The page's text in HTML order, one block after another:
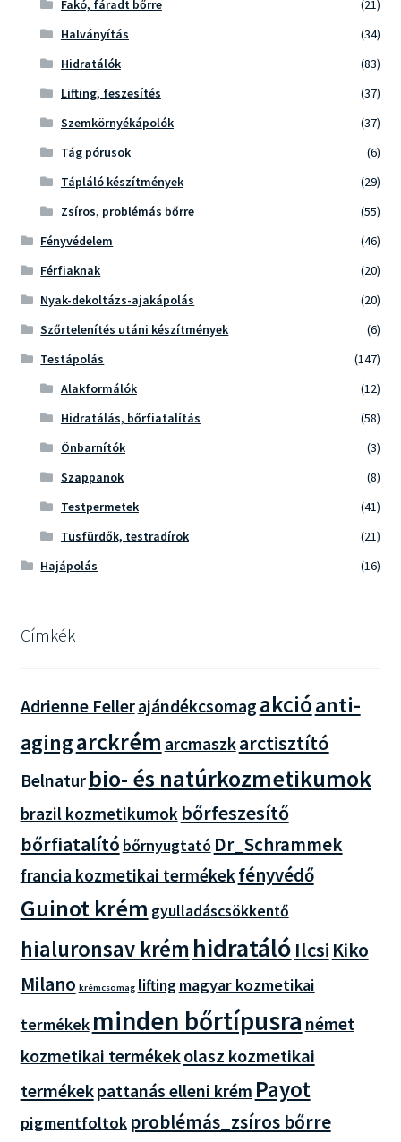
Fakó, fáradt bőrre
(21)
Halványítás
(34)
Hidratálók
(83)
Lifting, feszesítés
(37)
Szemkörnyékápolók
(37)
Tág pórusok
(6)
Tápláló készítmények
(29)
Zsíros, problémás bőrre
(55)
Fényvédelem
(46)
Férfiaknak
(20)
Nyak-dekoltázs-ajakápolás
(20)
Szőrtelenítés utáni készítmények
(6)
Testápolás
(147)
Alakformálók
(12)
Hidratálás, bőrfiatalítás
(58)
Önbarnítók
(3)
Szappanok
(8)
Testpermetek
(41)
Tusfürdők, testradírok
(21)
Hajápolás
(16)
Címkék
Adrienne Fellerajándékcsomag akcióanti-
agingarckrém arcmaszkarctisztító
Belnatur bio- és natúrkozmetikumok
brazil kozmetikumok bőrfeszesítő
bőrfiatalító bőrnyugtató Dr_Schrammek
francia kozmetikai termékekfényvédő
Guinot krém gyulladáscsökkentő
hialuronsav krémhidratáló Ilcsi Kiko
Milano krémcsomag lifting magyar kozmetikai
termékek minden bőrtípusra német
kozmetikai termékekolasz kozmetikai
termékekpattanás elleni krém Payot
pigmentfoltok problémás_zsíros bőrre